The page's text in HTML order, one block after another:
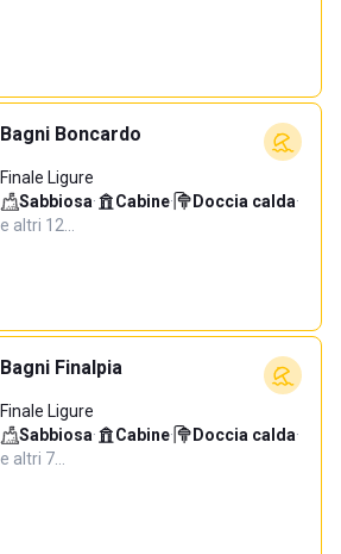
Bagni Boncardo
Finale Ligure
Sabbiosa· Cabine· Doccia calda·
e altri 12…
Bagni Finalpia
Finale Ligure
Sabbiosa· Cabine· Doccia calda·
e altri 7…